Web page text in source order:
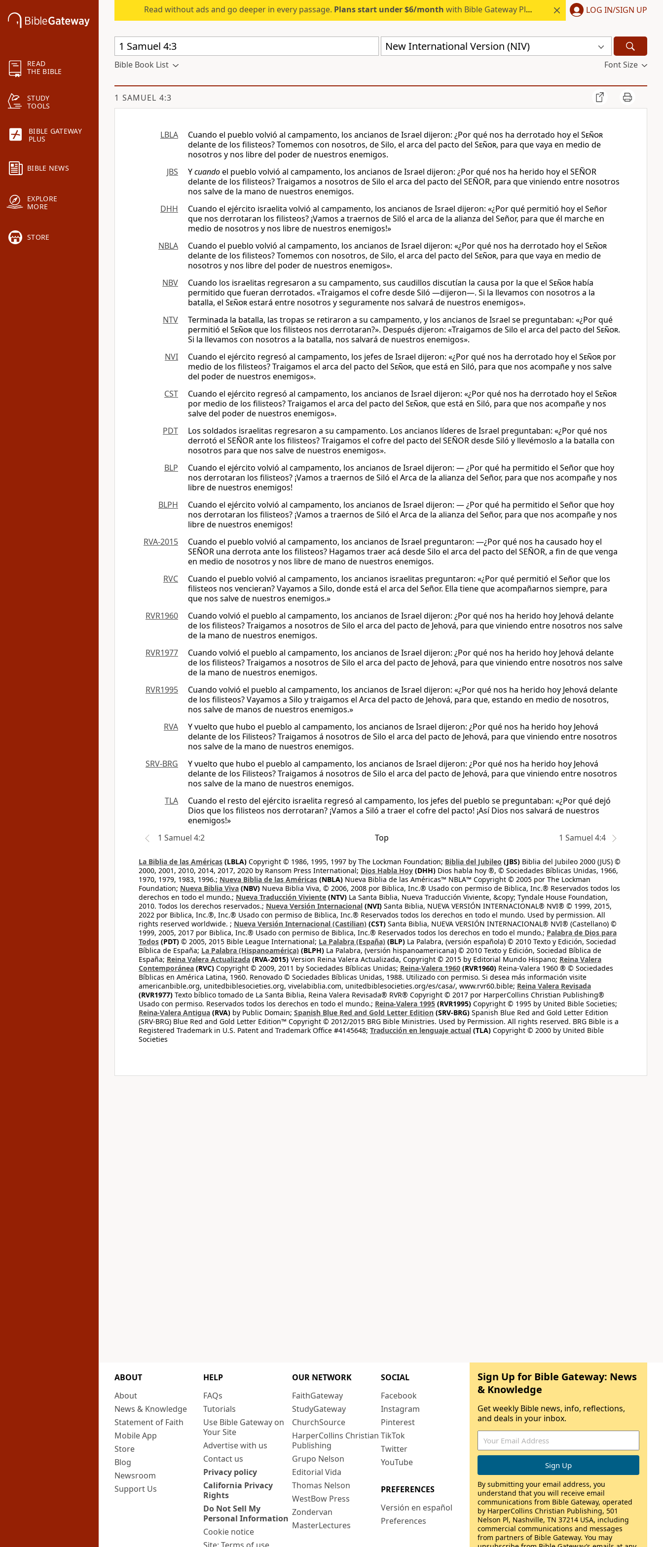
READ
THE BIBLE
STUDY
TOOLS
BIBLE GATEWAY
PLUS
BIBLE NEWS
EXPLORE
MORE
STORE
Read without ads and go deeper in every passage. Plans start under $6/month with Bible Gateway Plus. LOG IN/SIGN UP
New International Version (NIV)
Bible Book List Font Size
1 SAMUEL 4:3
LBLA Cuando el pueblo volvió al campamento, los ancianos de Israel dijeron: ¿Por qué nos ha derrotado hoy el Señor
delante de los filisteos? Tomemos con nosotros, de Silo, el arca del pacto del Señor, para que vaya en medio de
nosotros y nos libre del poder de nuestros enemigos.
JBS
Ycuandoel pueblo volvió al campamento, los ancianos de Israel dijeron: ¿Por qué nos ha herido hoy el SEÑOR
delante de los filisteos? Traigamos a nosotros de Silo el arca del pacto del SEÑOR, para que viniendo entre nosotros
nos salve de la mano de nuestros enemigos.
DHH
Cuando el ejército israelita volvió al campamento, los ancianos de Israel dijeron: «¿Por qué permitió hoy el Señor
que nos derrotaran los filisteos? ¡Vamos a traernos de Siló el arca de la alianza del Señor, para que él marche en
medio de nosotros y nos libre de nuestros enemigos!»
NBLA
Cuando el pueblo volvió al campamento, los ancianos de Israel dijeron: «¿Por qué nos ha derrotado hoy el Señor
delante de los filisteos? Tomemos con nosotros, de Silo, el arca del pacto del Señor, para que vaya en medio de
nosotros y nos libre del poder de nuestros enemigos».
NBV
Cuando los israelitas regresaron a su campamento, sus caudillos discutían la causa por la que el Señor había
permitido que fueran derrotados. «Traigamos el cofre desde Siló —dijeron—. Si la llevamos con nosotros a la
batalla, el Señorestará entre nosotros y seguramente nos salvará de nuestros enemigos».
NTV
Terminada la batalla, las tropas se retiraron a su campamento, y los ancianos de Israel se preguntaban: «¿Por qué
permitió el Señorque los filisteos nos derrotaran?». Después dijeron: «Traigamos de Silo el arca del pacto del Señor.
Si la llevamos con nosotros a la batalla, nos salvará de nuestros enemigos».
NVI
Cuando el ejército regresó al campamento, los jefes de Israel dijeron: «¿Por qué nos ha derrotado hoy el Señor por
medio de los filisteos? Traigamos el arca del pacto del Señor, que está en Siló, para que nos acompañe y nos salve
del poder de nuestros enemigos».
CST
Cuando el ejército regresó al campamento, los ancianos de Israel dijeron: «¿Por qué nos ha derrotado hoy el Señor
por medio de los filisteos? Traigamos el arca del pacto del Señor, que está en Siló, para que nos acompañe y nos
salve del poder de nuestros enemigos».
PDT
Los soldados israelitas regresaron a su campamento. Los ancianos líderes de Israel preguntaban: «¿Por qué nos
derrotó el SEÑOR ante los filisteos? Traigamos el cofre del pacto del SEÑOR desde Siló y llevémoslo a la batalla con
nosotros para que nos salve de nuestros enemigos».
BLP
Cuando el ejército volvió al campamento, los ancianos de Israel dijeron: — ¿Por qué ha permitido el Señor que hoy
nos derrotaran los filisteos? ¡Vamos a traernos de Siló el Arca de la alianza del Señor, para que nos acompañe y nos
libre de nuestros enemigos!
BLPH
Cuando el ejército volvió al campamento, los ancianos de Israel dijeron: — ¿Por qué ha permitido el Señor que hoy
nos derrotaran los filisteos? ¡Vamos a traernos de Siló el Arca de la alianza del Señor, para que nos acompañe y nos
libre de nuestros enemigos!
RVA-2015
Cuando el pueblo volvió al campamento, los ancianos de Israel preguntaron: —¿Por qué nos ha causado hoy el
SEÑOR una derrota ante los filisteos? Hagamos traer acá desde Silo el arca del pacto del SEÑOR, a fin de que venga
en medio de nosotros y nos libre de mano de nuestros enemigos.
RVC
Cuando el pueblo volvió al campamento, los ancianos israelitas preguntaron: «¿Por qué permitió el Señor que los
filisteos nos vencieran? Vayamos a Silo, donde está el arca del Señor. Ella tiene que acompañarnos siempre, para
que nos salve de nuestros enemigos.»
RVR1960
Cuando volvió el pueblo al campamento, los ancianos de Israel dijeron: ¿Por qué nos ha herido hoy Jehová delante
de los filisteos? Traigamos a nosotros de Silo el arca del pacto de Jehová, para que viniendo entre nosotros nos salve
de la mano de nuestros enemigos.
RVR1977
Cuando volvió el pueblo al campamento, los ancianos de Israel dijeron: ¿Por qué nos ha herido hoy Jehová delante
de los filisteos? Traigamos a nosotros de Silo el arca del pacto de Jehová, para que viniendo entre nosotros nos salve
de la mano de nuestros enemigos.
RVR1995
Cuando volvió el pueblo al campamento, los ancianos de Israel dijeron: «¿Por qué nos ha herido hoy Jehová delante
de los filisteos? Vayamos a Silo y traigamos el Arca del pacto de Jehová, para que, estando en medio de nosotros,
nos salve de manos de nuestros enemigos.»
RVA
Y vuelto que hubo el pueblo al campamento, los ancianos de Israel dijeron: ¿Por qué nos ha herido hoy Jehová
delante de los Filisteos? Traigamos á nosotros de Silo el arca del pacto de Jehová, para que viniendo entre nosotros
nos salve de la mano de nuestros enemigos.
SRV-BRG
Y vuelto que hubo el pueblo al campamento, los ancianos de Israel dijeron: ¿Por qué nos ha herido hoy Jehová
delante de los Filisteos? Traigamos á nosotros de Silo el arca del pacto de Jehová, para que viniendo entre nosotros
nos salve de la mano de nuestros enemigos.
TLA
Cuando el resto del ejército israelita regresó al campamento, los jefes del pueblo se preguntaban: «¿Por qué dejó
Dios que los filisteos nos derrotaran? ¡Vamos a Siló a traer el cofre del pacto! ¡Así Dios nos salvará de nuestros
enemigos!»
1 Samuel 4:2
Top 1 Samuel 4:4
La Biblia de las Américas (LBLA) Copyright © 1986, 1995, 1997 by The Lockman Foundation; Biblia del Jubileo (JBS) Biblia del Jubileo 2000 (JUS) ©
2000, 2001, 2010, 2014, 2017, 2020 by Ransom Press International; Dios Habla Hoy (DHH) Dios habla hoy ®, © Sociedades Bíblicas Unidas, 1966,
1970, 1979, 1983, 1996.; Nueva Biblia de las Américas (NBLA) Nueva Biblia de las Américas™ NBLA™ Copyright © 2005 por The Lockman
Foundation; Nueva Biblia Viva (NBV) Nueva Biblia Viva, © 2006, 2008 por Biblica, Inc.® Usado con permiso de Biblica, Inc.® Reservados todos los
derechos en todo el mundo.; Nueva Traducción Viviente (NTV) La Santa Biblia, Nueva Traducción Viviente, &copy; Tyndale House Foundation,
2010. Todos los derechos reservados.; Nueva Versión Internacional (NVI) Santa Biblia, NUEVA VERSIÓN INTERNACIONAL® NVI® © 1999, 2015,
2022 por Biblica, Inc.®, Inc.® Usado con permiso de Biblica, Inc.® Reservados todos los derechos en todo el mundo. Used by permission. All
rights reserved worldwide. ; Nueva Versión Internacional (Castilian) (CST) Santa Biblia, NUEVA VERSIÓN INTERNACIONAL® NVI® (Castellano) ©
1999, 2005, 2017 por Biblica, Inc.® Usado con permiso de Biblica, Inc.® Reservados todos los derechos en todo el mundo.; Palabra de Dios para
Todos (PDT) © 2005, 2015 Bible League International; La Palabra (España) (BLP) La Palabra, (versión española) © 2010 Texto y Edición, Sociedad
Bíblica de España; La Palabra (Hispanoamérica) (BLPH) La Palabra, (versión hispanoamericana) © 2010 Texto y Edición, Sociedad Bíblica de
España; Reina Valera Actualizada (RVA-2015) Version Reina Valera Actualizada, Copyright © 2015 by Editorial Mundo Hispano; Reina Valera
Contemporánea (RVC) Copyright © 2009, 2011 by Sociedades Bíblicas Unidas; Reina-Valera 1960 (RVR1960) Reina-Valera 1960 ® © Sociedades
Bíblicas en América Latina, 1960. Renovado © Sociedades Bíblicas Unidas, 1988. Utilizado con permiso. Si desea más información visite
americanbible.org, unitedbiblesocieties.org, vivelabiblia.com, unitedbiblesocieties.org/es/casa/, www.rvr60.bible; Reina Valera Revisada
(RVR1977) Texto bíblico tomado de La Santa Biblia, Reina Valera Revisada® RVR® Copyright © 2017 por HarperCollins Christian Publishing®
Usado con permiso. Reservados todos los derechos en todo el mundo.; Reina-Valera 1995 (RVR1995) Copyright © 1995 by United Bible Societies;
Reina-Valera Antigua (RVA) by Public Domain; Spanish Blue Red and Gold Letter Edition (SRV-BRG) Spanish Blue Red and Gold Letter Edition
(SRV-BRG) Blue Red and Gold Letter Edition™ Copyright © 2012/2015 BRG Bible Ministries. Used by Permission. All rights reserved. BRG Bible is a
Registered Trademark in U.S. Patent and Trademark Office #4145648; Traducción en lenguaje actual (TLA) Copyright © 2000 by United Bible
Societies
ABOUT
About
News & Knowledge
Statement of Faith
Mobile App
Store
Blog
Newsroom
Support Us
HELP
FAQs
Tutorials
Use Bible Gateway on
Your Site
Advertise with us
Contact us
Privacy policy
California Privacy
Rights
Do Not Sell My
Personal Information
Cookie notice
OUR NETWORK
FaithGateway
StudyGateway
ChurchSource
HarperCollins Christian
Publishing
Grupo Nelson
Editorial Vida
Thomas Nelson
WestBow Press
Zondervan
MasterLectures
SOCIAL
Facebook
Instagram
Pinterest
TikTok
Twitter
YouTube
PREFERENCES
Versión en español
Preferences
Sign Up for Bible Gateway: News
& Knowledge
Get weekly Bible news, info, reflections,
and deals in your inbox.
By submitting your email address, you
understand that you will receive email
communications from Bible Gateway, operated
by HarperCollins Christian Publishing, 501
Nelson Pl, Nashville, TN 37214 USA, including
commercial communications and messages
from partners of Bible Gateway. You may